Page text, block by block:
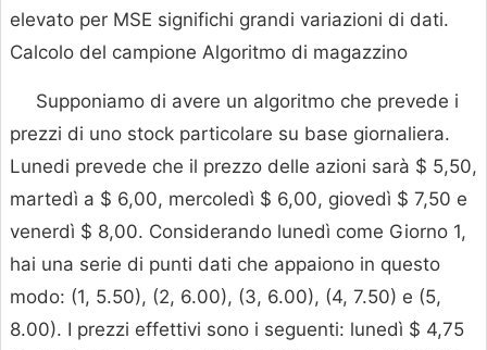
elevato per MSE significhi grandi variazioni di dati.
Calcolo del campione Algoritmo di magazzino
Supponiamo di avere un algoritmo che prevede i
prezzi di uno stock particolare su base giornaliera.
Lunedi prevede che il prezzo delle azioni sarà $ 5,50,
martedì a $ 6,00, mercoledì $ 6,00, giovedì $ 7,50 e
venerdì $ 8,00. Considerando lunedì come Giorno 1,
hai una serie di punti dati che appaiono in questo
modo: (1, 5.50), (2, 6.00), (3, 6.00), (4, 7.50) e (5,
8.00). I prezzi effettivi sono i seguenti: lunedì $ 4,75